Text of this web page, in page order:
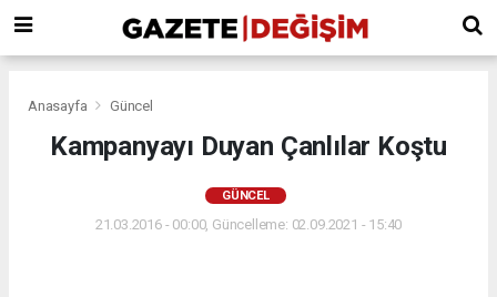
Anasayfa Güncel
Kampanyayı Duyan Çanlılar Koştu
GÜNCEL
21.03.2016 - 00:00, Güncelleme: 02.09.2021 - 15:40